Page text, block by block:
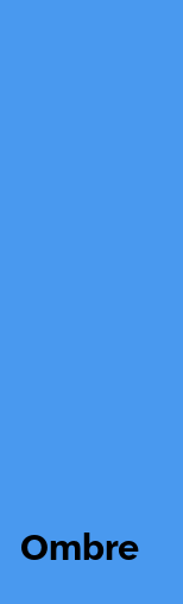
Ombre